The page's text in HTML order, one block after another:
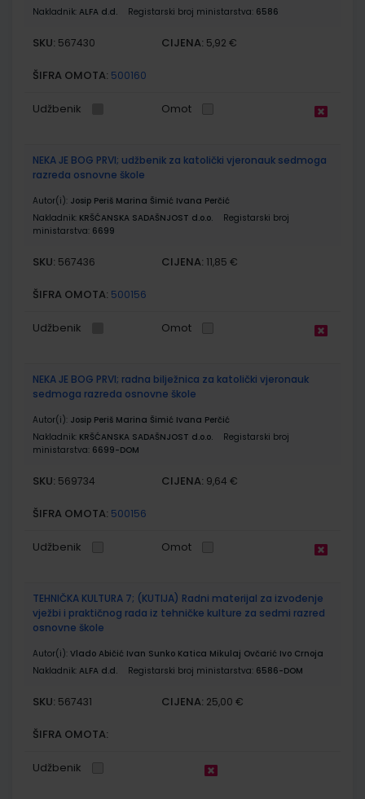
Nakladnik: ALFA d.d. Registarski broj ministarstva: 6586
SKU: 567430 CIJENA: 5,92 €
ŠIFRA OMOTA: 500160
Udžbenik Omot
NEKA JE BOG PRVI; udžbenik za katolički vjeronauk sedmoga
razreda osnovne škole
Autor(i): Josip Periš Marina Šimić Ivana Perčić
Nakladnik: KRŠĆANSKA SADAŠNJOST d.o.o.
Registarski broj
ministarstva: 6699
SKU: 567436 CIJENA: 11,85 €
ŠIFRA OMOTA: 500156
Udžbenik Omot
NEKA JE BOG PRVI; radna bilježnica za katolički vjeronauk
sedmoga razreda osnovne škole
Autor(i): Josip Periš Marina Šimić Ivana Perčić
Nakladnik: KRŠĆANSKA SADAŠNJOST d.o.o.
Registarski broj
ministarstva: 6699-DOM
SKU: 569734 CIJENA: 9,64 €
ŠIFRA OMOTA: 500156
Udžbenik Omot
TEHNIČKA KULTURA 7; (KUTIJA) Radni materijal za izvođenje
vježbi i praktičnog rada iz tehničke kulture za sedmi razred
osnovne škole
Autor(i): Vlado Abičić Ivan Sunko Katica Mikulaj Ovčarić Ivo Crnoja
Nakladnik: ALFA d.d. Registarski broj ministarstva: 6586-DOM
SKU: 567431 CIJENA: 25,00 €
ŠIFRA OMOTA:
Udžbenik